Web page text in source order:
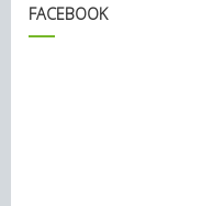
FACEBOOK